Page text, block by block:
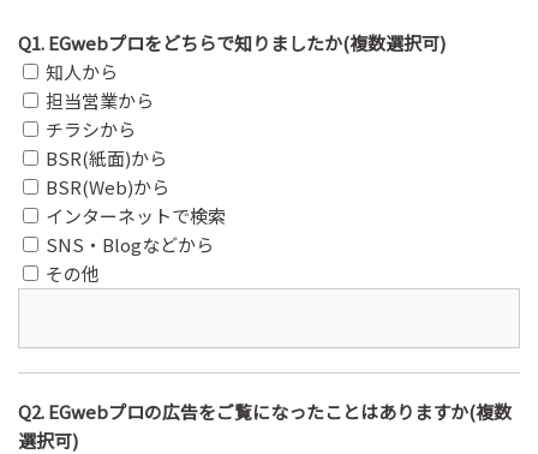
Q1. EGwebプロをどちらで知りましたか(複数選択可)
知人から
担当営業から
チラシから
BSR(紙面)から
BSR(Web)から
インターネットで検索
SNS・Blogなどから
その他
Q2. EGwebプロの広告をご覧になったことはありますか(複数
選択可)